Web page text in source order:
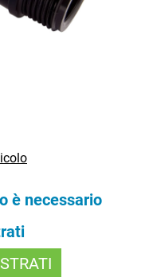
è necessario